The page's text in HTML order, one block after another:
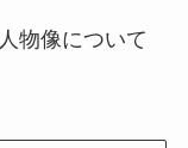
物像について